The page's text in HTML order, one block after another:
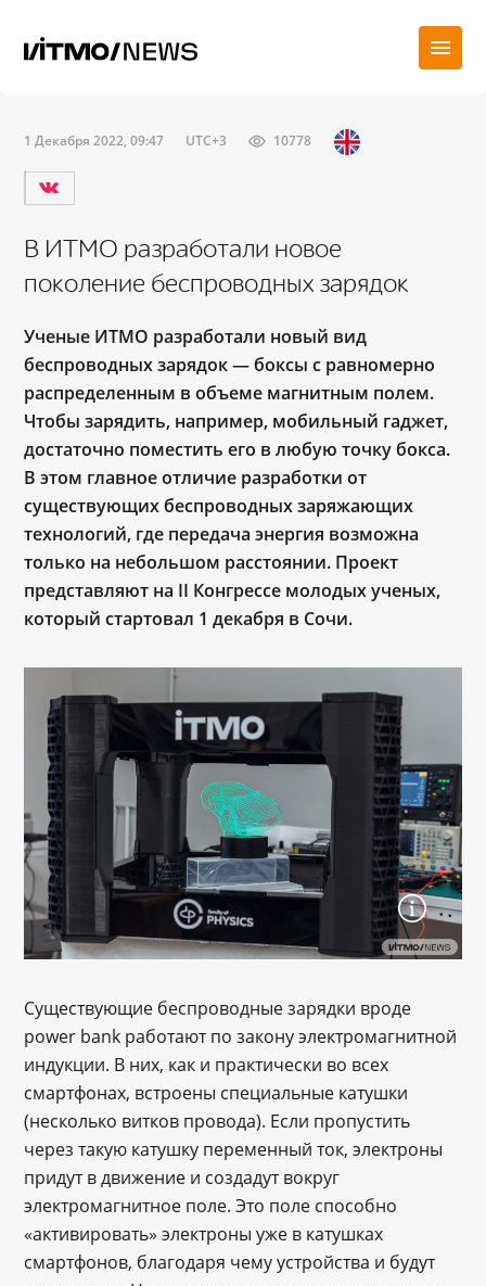
1 Декабря 2022, 09:47 UTC+3 10778
В ИТМО разработали новое
поколение беспроводных зарядок
Ученые ИТМО разработали новый вид
беспроводных зарядок — боксы с равномерно
распределенным в объеме магнитным полем.
Чтобы зарядить, например, мобильный гаджет,
достаточно поместить его в любую точку бокса.
В этом главное отличие разработки от
существующих беспроводных заряжающих
технологий, где передача энергия возможна
только на небольшом расстоянии. Проект
представляют на II Конгрессе молодых ученых,
который стартовал 1 декабря в Сочи.
Существующие беспроводные зарядки вроде
power bank работают по закону электромагнитной
индукции. В них, как и практически во всех
смартфонах, встроены специальные катушки
(несколько витков провода). Если пропустить
через такую катушку переменный ток, электроны
придут в движение и создадут вокруг
электромагнитное поле. Это поле способно
«активировать» электроны уже в катушках
смартфонов, благодаря чему устройства и будут